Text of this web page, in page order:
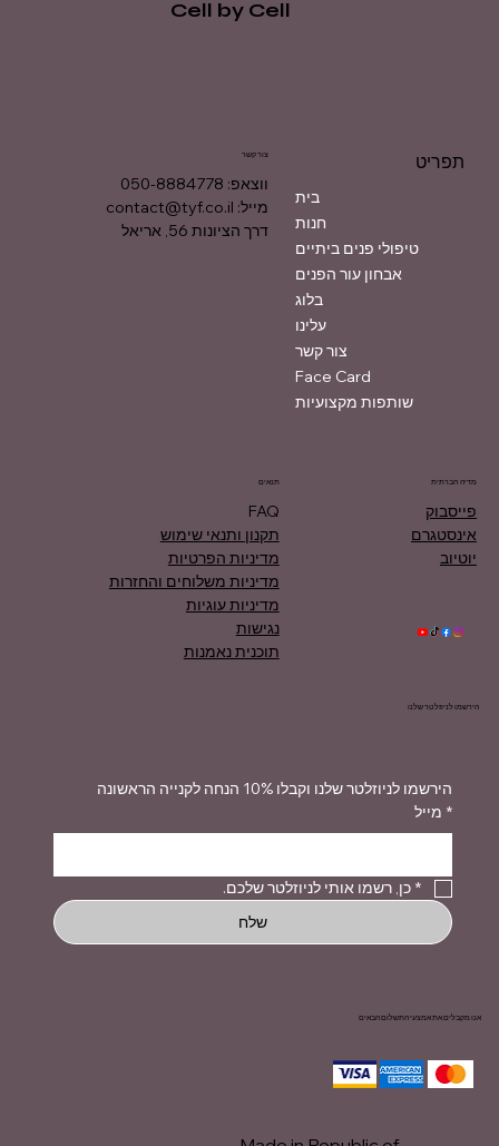
תפריט
בית
חנות
טיפולי פנים ביתיים
אבחון עור הפנים
בלוג
עלינו
צור קשר
Face Card
שותפות מקצועיות
תנאים
FAQ
תקנון ותנאי שימוש
מדיניות הפרטיות
מדיניות משלוחים והחזרות
מדיניות עוגיות
נגישות
תוכנית נאמנות
צור קשר
ווצאפ: 050-8884778
מייל: contact@tyf.co.il
דרך הציונות 56, אריאל
מדיה חברתית
פייסבוק
אינסטגרם
יוטיוב
הירשמו לניוזלטר שלנו וקבלו 10% הנחה לקנייה הראשונה
* מייל
* כן, רשמו אותי לניוזלטר שלכם.
שלח
הירשמו לניוזלטר שלנו
אנו מקבלים את אמצעי התשלום הבאים